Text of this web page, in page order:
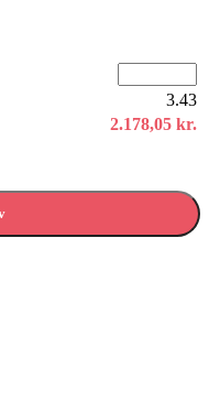
3.43
2.178,05 kr.
antal